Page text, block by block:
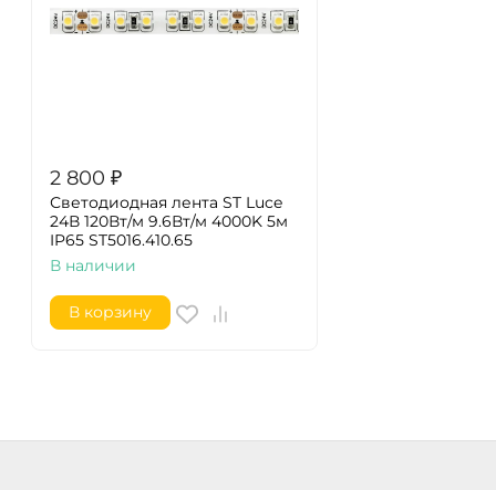
2 800 ₽
Светодиодная лента ST Luce
24В 120Вт/м 9.6Вт/м 4000K 5м
IP65 ST5016.410.65
В наличии
В корзину